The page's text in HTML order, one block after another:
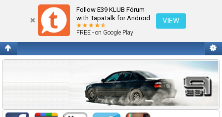
Follow E39 KLUB Fórum
with Tapatalk for Android
FREE - on Google Play
VIEW
Belépés